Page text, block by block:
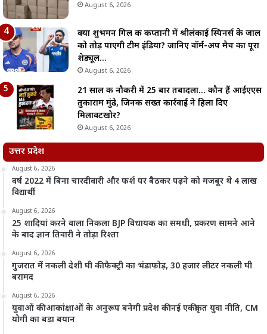
August 6, 2026
क्या शुभमन गिल की कप्तानी में श्रीलंकाई स्पिनर्स के जाल
को तोड़ पाएगी टीम इंडिया? जानिए वॉर्म-अप मैच का पूरा
शेड्यूल…
August 6, 2026
21 साल की नौकरी में 25 बार तबादला… कौन हैं आईएएस
तुकाराम मुंढे, जिनकी सख्त कार्रवाई ने हिला दिए
मिलावटखोर?
August 6, 2026
उत्तर प्रदेश
August 6, 2026
वर्ष 2022 में बिना चारदीवारी और फर्श पर बैठकर पढ़ने को मजबूर थे 4 लाख
विद्यार्थी
August 6, 2026
25 शादियां करने वाला निकला BJP विधायक का समधी, प्रकरण सामने आने
के बाद ज्ञान तिवारी ने तोड़ा रिश्ता
August 6, 2026
गुजरात में नकली देशी घी की फैक्ट्री का भंडाफोड़, 30 हजार लीटर नकली घी
बरामद
August 6, 2026
युवाओं की आकांक्षाओं के अनुरूप बनेगी प्रदेश की नई एकीकृत युवा नीति, CM
योगी का बड़ा बयान